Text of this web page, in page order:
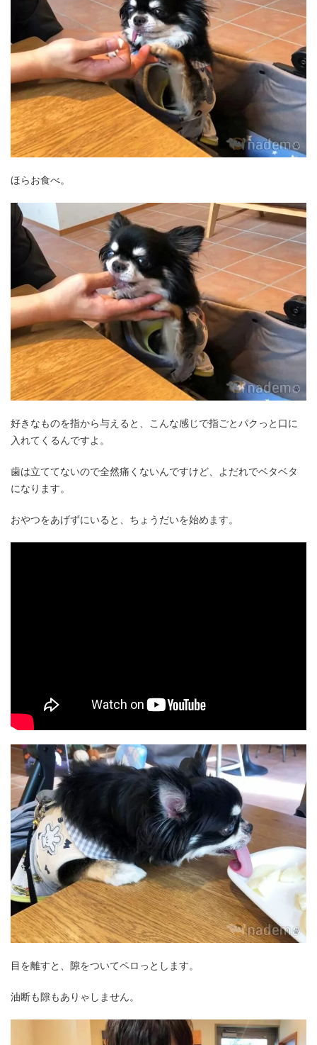
ほらお食べ。
好きなものを指から与えると、こんな感じで指ごとパクっと口に
入れてくるんですよ。
歯は立ててないので全然痛くないんですけど、よだれでベタベタ
になります。
おやつをあげずにいると、ちょうだいを始めます。
目を離すと、隙をついてペロっとします。
油断も隙もありゃしません。